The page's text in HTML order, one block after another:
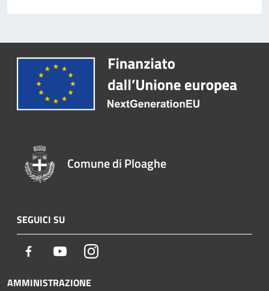
Comune di Ploaghe
SEGUICI SU
Facebook YoutubeInstagram
AMMINISTRAZIONE